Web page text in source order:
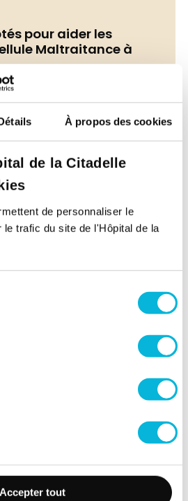
À propos des cookies
de la Citadelle
de personnaliser le
le trafic du site de l'Hôpital de la
Accepter tout
pour aider les
Maltraitance à